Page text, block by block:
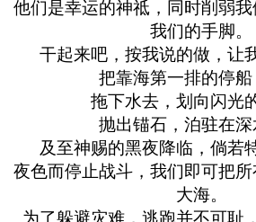
他们是幸运的神祗，同时削弱
我们的手脚。
干起来吧，按我说的做，让
把靠海第一排的停
拖下水去，划向闪光
抛出锚石，泊驻在深
及至神赐的黑夜降临，倘若
夜色而停止战斗，我们即可把
大海。
为了躲避灾难，逃跑并不可耻